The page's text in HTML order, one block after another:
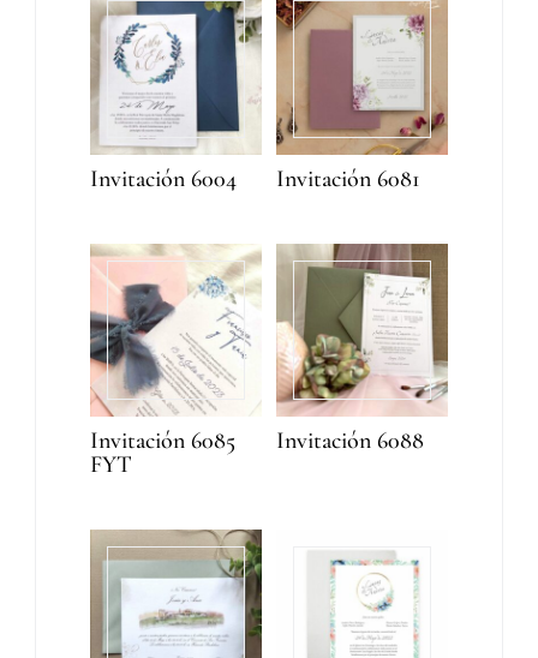
Invitación 6004 Invitación 6081
Invitación 6085
FYT
Invitación 6088